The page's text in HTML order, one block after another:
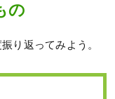
の
り返ってみよう。